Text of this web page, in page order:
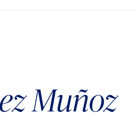
Muñoz